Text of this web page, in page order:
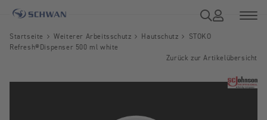
Startseite Weiterer Arbeitsschutz Hautschutz
STOKO
Refresh®Dispenser 500 ml white
Zurück zur Artikelübersicht